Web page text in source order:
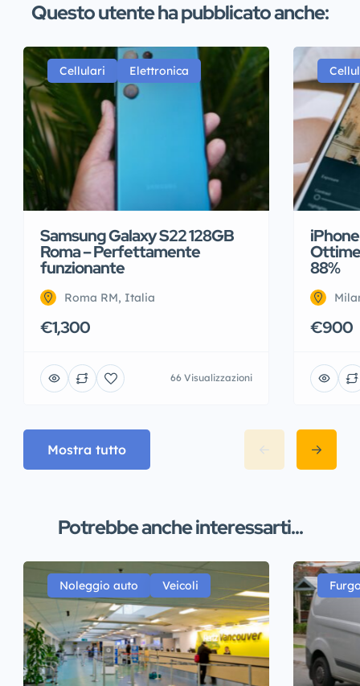
Questo utente ha pubblicato anche:
Cellulari Elettronica
Samsung Galaxy S22 128GB
Roma – Perfettamente
funzionante
Roma RM, Italia
€1,300
66 Visualizzazioni
88%
€900
Mostra tutto
Potrebbe anche interessarti...
Noleggio auto Veicoli